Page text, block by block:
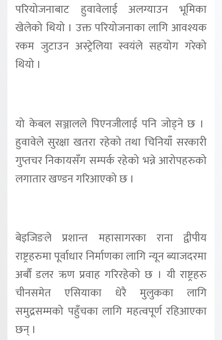
परियोजनाबाट हुवावेलाई अलग्याउन भूमिका
खेलेको थियो । उक्त परियोजनाका लागि आवश्यक
रकम जुटाउन अस्ट्रेलिया स्वयंले सहयोग गरेको
थियो ।
यो केबल सञ्जालले पिएनजीलाई पनि जोड्ने छ ।
हुवावेले सुरक्षा खतरा रहेको तथा चिनियाँ सरकारी
गुप्तचर निकायसँग सम्पर्क रहेको भन्ने आरोपहरुको
लगातार खण्डन गरिआएको छ ।
बेइजिङले प्रशान्त महासागरका राना द्वीपीय
राष्ट्रहरुमा पूर्वाधार निर्माणका लागि न्यून ब्याजदरमा
अर्बौं डलर ऋण प्रवाह गरिरहेको छ । यी राष्ट्रहरु
चीनसमेत एसियाका धेरै मुलुकका लागि
समुद्रसम्मको पहुँचका लागि महत्वपूर्ण रहिआएका
छन् ।